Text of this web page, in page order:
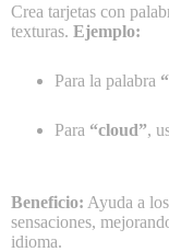
Crea tarjetas con
texturas. Ejemplo:
Para la palabra
Para “cloud”,
Beneficio: Ayuda a
sensaciones,
idioma.